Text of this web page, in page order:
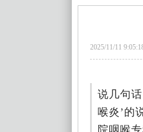
2025/11/11
说几句
喉炎’的
院咽喉